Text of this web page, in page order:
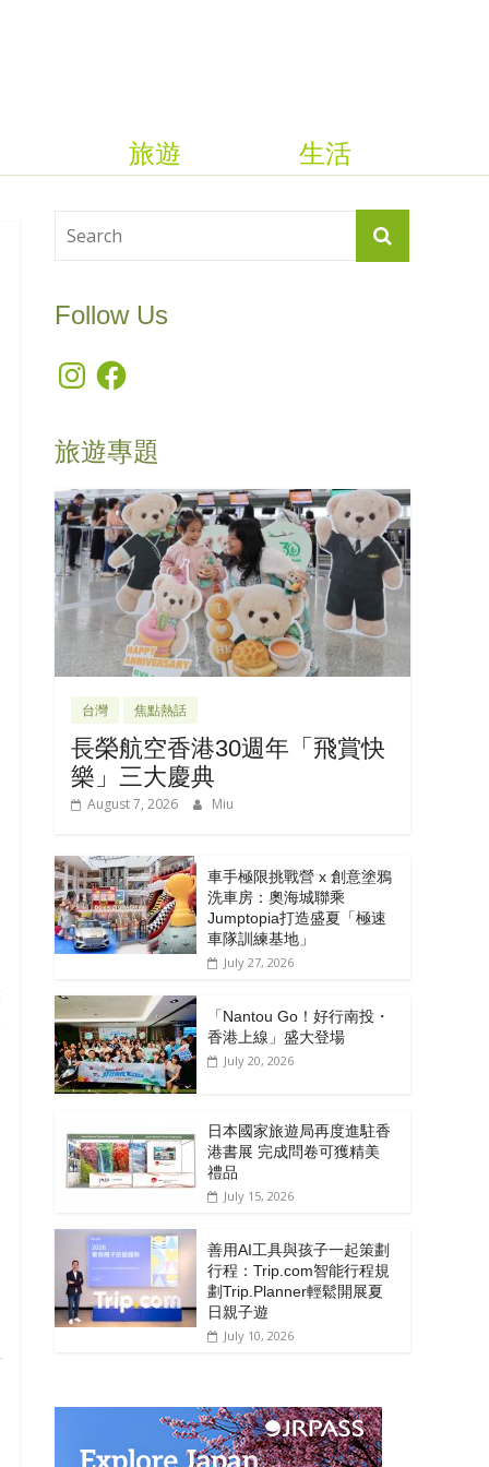
生活
旅遊
Follow Us
InstagramFacebook
旅遊專題
台灣 焦點熱話
長榮航空香港30週年「飛賞快
樂」三大慶典
August 7, 2026 Miu
車手極限挑戰營 x 創意塗鴉
洗車房：奧海城聯乘
Jumptopia打造盛夏「極速
車隊訓練基地」
July 27, 2026
「Nantou Go！好行南投・
香港上線」盛大登場
July 20, 2026
日本國家旅遊局再度進駐香
港書展 完成問卷可獲精美
禮品
July 15, 2026
善用AI工具與孩子一起策劃
行程：Trip.com智能行程規
劃Trip.Planner輕鬆開展夏
日親子遊
July 10, 2026